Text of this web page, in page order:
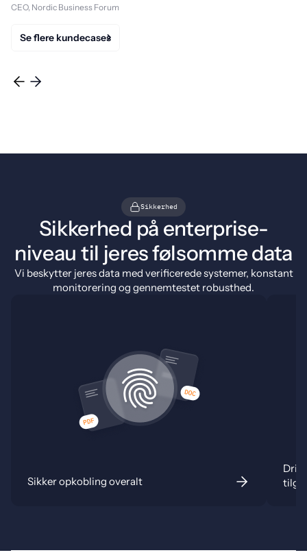
CEO, Nordic Business Forum
Se flere kundecases
Sikkerhed
Sikkerhed på enterprise-
niveau til jeres følsomme data
Vi beskytter jeres data med verificerede systemer, konstant
monitorering og gennemtestet robusthed.
Sikker opkobling overalt